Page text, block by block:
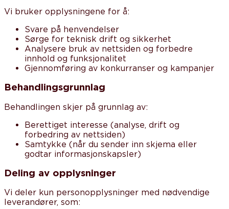
Vi bruker opplysningene for å:
Svare på henvendelser
Sørge for teknisk drift og sikkerhet
Analysere bruk av nettsiden og forbedre
innhold og funksjonalitet
Gjennomføring av konkurranser og kampanjer
Behandlingsgrunnlag
Behandlingen skjer på grunnlag av:
Berettiget interesse (analyse, drift og
forbedring av nettsiden)
Samtykke (når du sender inn skjema eller
godtar informasjonskapsler)
Deling av opplysninger
Vi deler kun personopplysninger med nødvendige
leverandører, som: